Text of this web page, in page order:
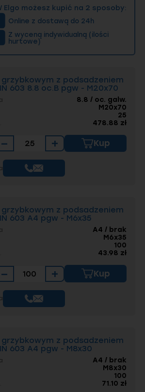
Elgo możesz kupić na 2 sposoby:
Online z dostawą do 24h
Z wyceną indywidualną (ilości
hurtowe)
grzybkowym z podsadzeniem
603 8.8 oc.B pgw - M20x70
8.8 / oc. galw.
M20x70
25
478.88 zł
− + Kup
grzybkowym z podsadzeniem
603 A4 pgw - M6x35
A4 / brak
M6x35
100
43.98 zł
− + Kup
grzybkowym z podsadzeniem
603 A4 pgw - M8x30
A4 / brak
M8x30
100
71.10 zł